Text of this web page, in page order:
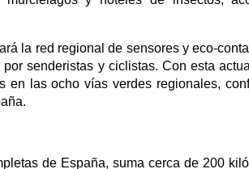
la red regional de sensores y eco-
senderistas y ciclistas. Con esta
en las ocho vías verdes regionales,
de España, suma cerca de 200